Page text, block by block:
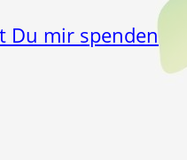
Du mir spenden